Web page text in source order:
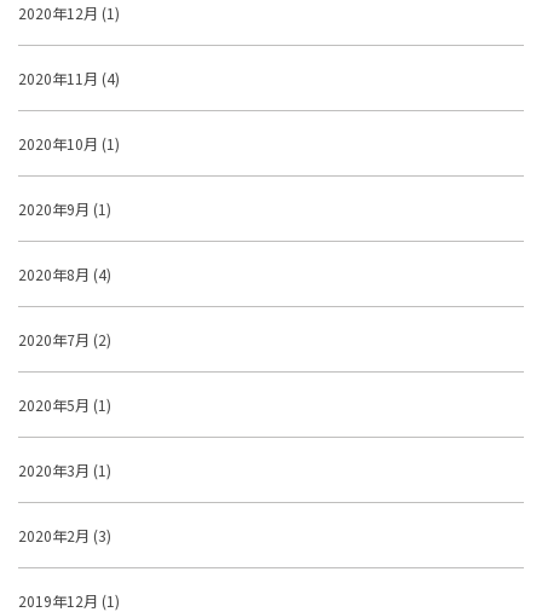
2020年12月 (1)
2020年11月 (4)
2020年10月 (1)
2020年9月 (1)
2020年8月 (4)
2020年7月 (2)
2020年5月 (1)
2020年3月 (1)
2020年2月 (3)
2019年12月 (1)